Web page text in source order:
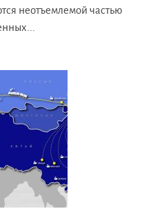
неотъемлемой частью